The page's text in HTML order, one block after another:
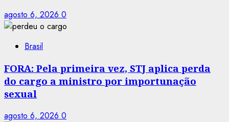
agosto 6, 2026 0
Brasil
FORA: Pela primeira vez, STJ aplica perda
do cargo a ministro por importunação
sexual
agosto 6, 2026 0